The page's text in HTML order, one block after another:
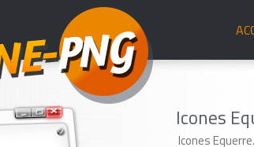
Icones
Icones